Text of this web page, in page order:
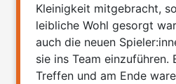
Kleinigkeit mitgebracht,
leibliche Wohl gesorgt
auch die neuen
sie ins Team einzuführen.
Treffen und am Ende